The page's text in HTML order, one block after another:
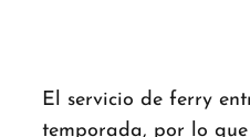
El servicio de ferry
temporada, por lo